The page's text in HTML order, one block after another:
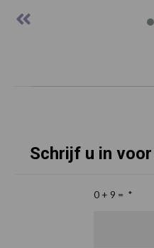
Schrijf u in
0 + 9 = *